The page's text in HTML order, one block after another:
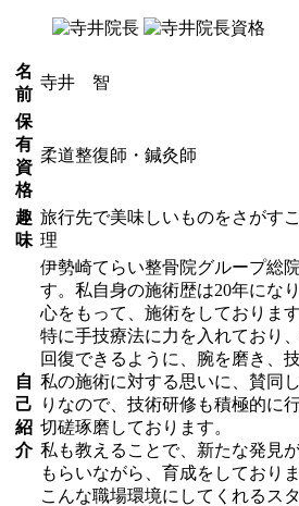
名
前
寺井 智
保
有
資
格
柔道整復師・鍼灸師
趣
味
旅行先で美味しいものをさがす
理
自
己
紹
介
伊勢崎てらい整骨院グループ総
す。私自身の施術歴は20年にな
心をもって、施術をしております
特に手技療法に力を入れており
回復できるように、腕を磨き、
私の施術に対する思いに、賛同
りなので、技術研修も積極的に
切磋琢磨しております。
私も教えることで、新たな発見
もらいながら、育成をしておりま
こんな職場環境にしてくれるス